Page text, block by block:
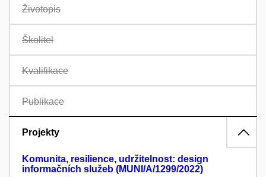
Životopis
Školitel
Kvalifikace
Publikace
Projekty
Komunita, resilience, udržitelnost: design
informačních služeb (MUNI/A/1299/2022)